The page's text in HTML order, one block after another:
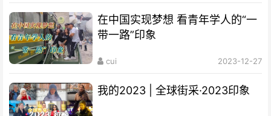
在中国实现梦想 看青年学人的“一
带一路”印象
cui 2023-12-27
我的2023 | 全球街采·2023印象